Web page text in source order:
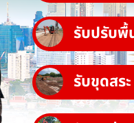
รับปรับพื้
รับขุดสระ